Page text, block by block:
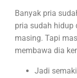
Banyak pria
pria sudah hidup
masing. Tapi
membawa dia
Jadi